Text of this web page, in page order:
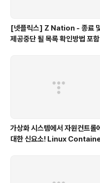
[넷플릭스] Z Nation - 종료
제공중단 될 목록 확인방법 포함
가상화 시스템에서 자원컨트롤
대한 신요소! Linux